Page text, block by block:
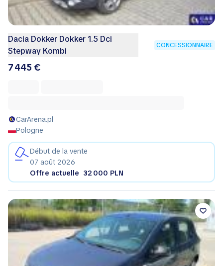
Dacia Dokker Dokker 1.5 Dci
Stepway Kombi
CONCESSIONNAIRE
7 445 €
CarArena.pl
Pologne
Début de la vente
07 août 2026
Offre actuelle 32 000 PLN